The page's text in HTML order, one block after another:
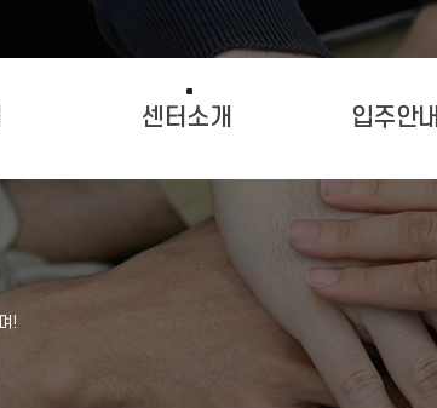
센터소개 입주안내